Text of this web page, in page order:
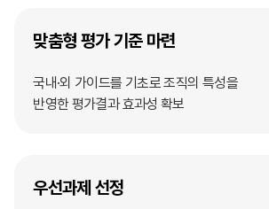
맞춤형 평가 기준 마련
국내·외 가이드를 기초로 조직의 특성을
반영한 평가결과 효과성 확보
우선과제 선정